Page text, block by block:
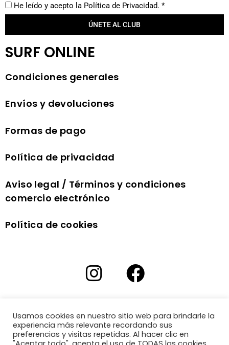
He leído y acepto la Política de Privacidad. *
ÚNETE AL CLUB
SURF ONLINE
Condiciones generales
Envíos y devoluciones
Formas de pago
Política de privacidad
Aviso legal / Términos y condiciones
comercio electrónico
Política de cookies
Usamos cookies en nuestro sitio web para brindarle la
experiencia más relevante recordando sus
preferencias y visitas repetidas. Al hacer clic en